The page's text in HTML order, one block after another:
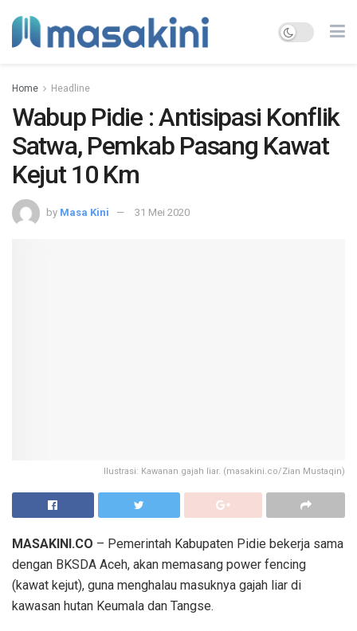
Home Headline
Wabup Pidie : Antisipasi Konflik
Satwa, Pemkab Pasang Kawat
Kejut 10 Km
by Masa Kini 31 Mei 2020
Ilustrasi: Kawanan gajah liar. (masakini.co/Zian Mustaqin)
MASAKINI.CO – Pemerintah Kabupaten Pidie bekerja sama
dengan BKSDA Aceh, akan memasang power fencing
(kawat kejut), guna menghalau masuknya gajah liar di
kawasan hutan Keumala dan Tangse.